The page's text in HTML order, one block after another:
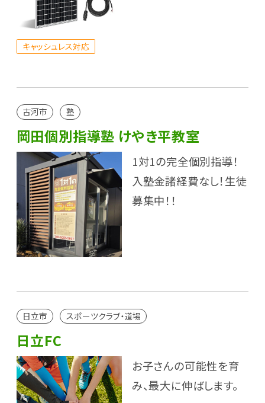
キャッシュレス対応
古河市 塾
岡田個別指導塾 けやき平教室
1対1の完全個別指導！
入塾金諸経費なし！生徒
募集中！！
日立市 スポーツクラブ・道場
日立FC
お子さんの可能性を育
み、最大に伸ばします。